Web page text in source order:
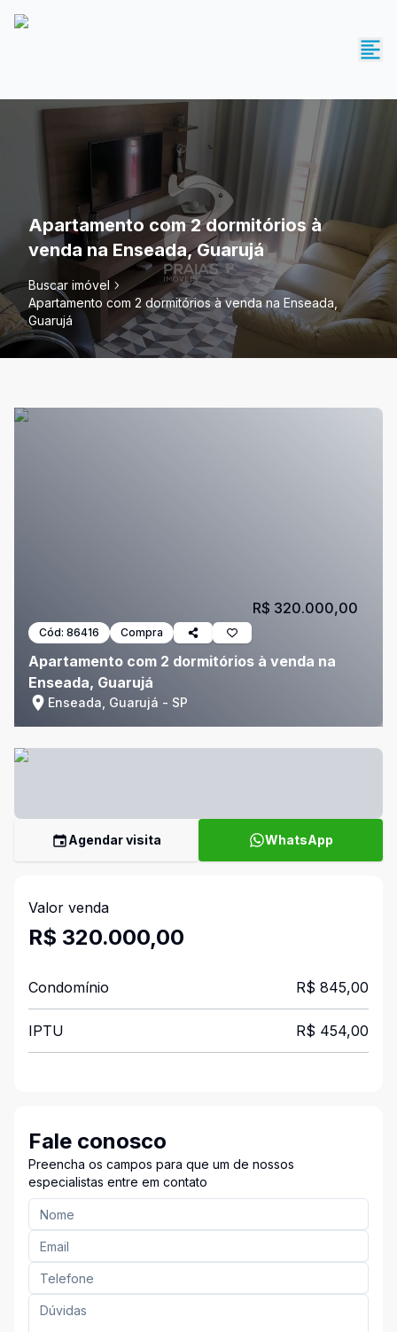
Apartamento com 2 dormitórios à
venda na Enseada, Guarujá
Buscar imóvel
Apartamento com 2 dormitórios à venda na Enseada,
Guarujá
Cód: 86416 Compra
Apartamento com 2 dormitórios à venda na
Enseada, Guarujá
Enseada, Guarujá - SP
R$ 320.000,00
Agendar visita WhatsApp
Valor venda
R$ 320.000,00
Condomínio R$ 845,00
IPTU R$ 454,00
Fale conosco
Preencha os campos para que um de nossos
especialistas entre em contato